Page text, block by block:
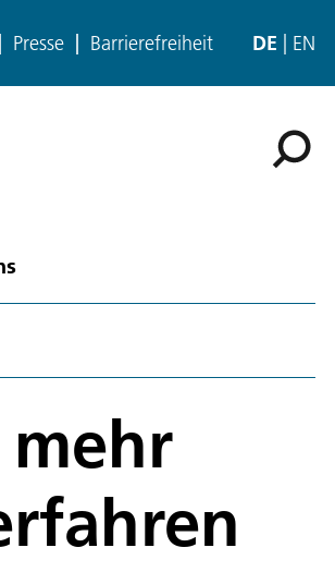
Presse Barrierefreiheit DE EN
mehr